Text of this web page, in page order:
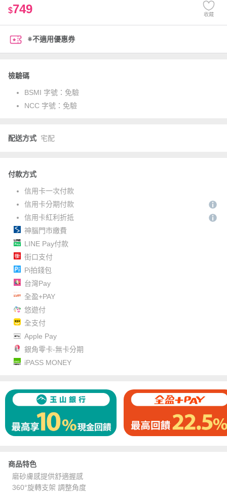
$749 收藏
※不適用優惠券
檢驗碼
BSMI 字號： 免驗
NCC 字號： 免驗
配送方式 宅配
付款方式
信用卡一次付款
信用卡分期付款
信用卡紅利折抵
神腦門市繳費
LINE Pay付款
街口支付
Pi拍錢包
台灣Pay
全盈+PAY
悠遊付
全支付
Apple Pay
銀角零卡-無卡分期
iPASS MONEY
商品特色
磨砂膚感提供舒適握感
360°旋轉支架 調整角度